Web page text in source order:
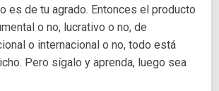
es de tu agrado. Entonces el producto
o no, lucrativo o no, de
o internacional o no, todo está
Pero sígalo y aprenda, luego sea